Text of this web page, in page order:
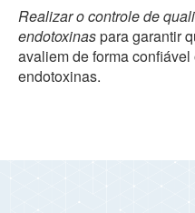
Realizar o controle de
endotoxinaspara garantir
avaliem de forma
endotoxinas.